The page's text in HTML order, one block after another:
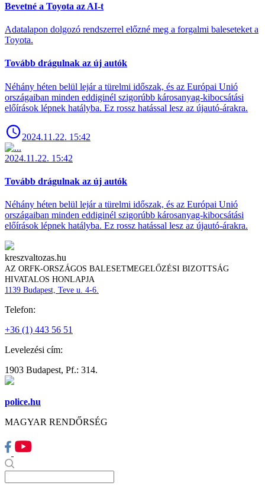
Bevetné a Toyota az AI-t
Adatalapon dolgozó rendszerrel előzné meg a forgalmi baleseteket a
Toyota.
Tovább drágulnak az új autók
Néhány héten belül lejár a türelmi időszak, és az Európai Unió
országaiban minden eddiginél szigorúbb károsanyag-kibocsátási
előírások lépnek hatályba. Ez rossz hatással lesz az újautó-árakra.
2024.11.22. 15:42
2024.11.22. 15:42
Tovább drágulnak az új autók
Néhány héten belül lejár a türelmi időszak, és az Európai Unió
országaiban minden eddiginél szigorúbb károsanyag-kibocsátási
előírások lépnek hatályba. Ez rossz hatással lesz az újautó-árakra.
kreszvaltozas.hu
AZ ORFK-ORSZÁGOS BALESETMEGELŐZÉSI BIZOTTSÁG
HIVATALOS HONLAPJA
1139 Budapest, Teve u. 4-6.
Telefon:
+36 (1) 443 56 51
Levelezési cím:
1903 Budapest, Pf.: 314.
police.hu
MAGYAR RENDŐRSÉG